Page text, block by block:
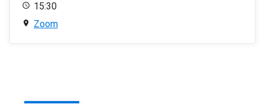
15:30
Zoom